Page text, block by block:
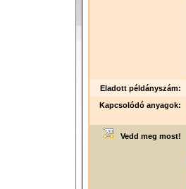
Eladott példányszám:
Kapcsolódó anyagok:
Vedd meg most!